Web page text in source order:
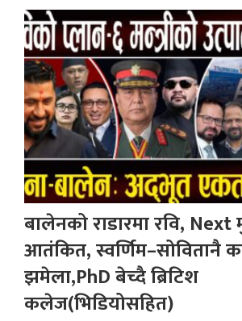
बालेनको राडारमा रवि,
आतंकित, स्वर्णिम–सोवितानै
झमेला,PhD बेच्दै ब्रिटिश
कलेज(भिडियोसहित)